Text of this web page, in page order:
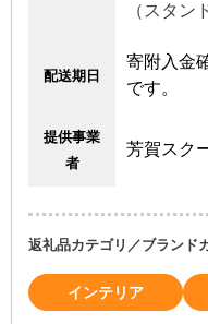
（スタン
配送期日
寄附入金
です。
提供事業
者
芳賀スク
返礼品カテゴリ／ブランド
インテリア